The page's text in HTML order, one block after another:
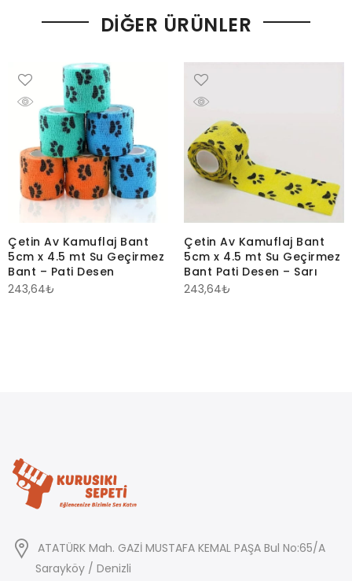
DIĞER ÜRÜNLER
Çetin Av Kamuflaj Bant
5cm x 4.5 mt Su Geçirmez
Bant – Pati Desen
243,64₺
Çetin Av Kamuflaj Bant
5cm x 4.5 mt Su Geçirmez
Bant Pati Desen – Sarı
243,64₺
ATATÜRK Mah. GAZİ MUSTAFA KEMAL PAŞA Bul No:65/A
Sarayköy / Denizli